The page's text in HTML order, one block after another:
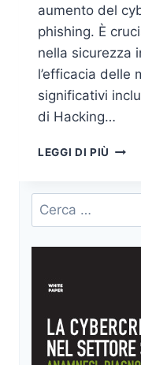
aumento del
phishing. È
nella sicurezza
l’efficacia delle
significativi
di Hacking…
LEGGI DI PIÙ DATA
Ricerca
per: